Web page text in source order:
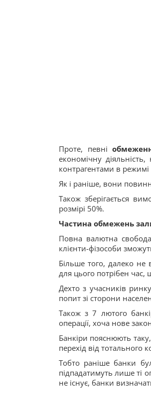
Проте, певні
економічну
контрагентами в
Як і раніше, вони
Також зберігається
розмірі 50%.
Частина обмежень
Повна валютна
клієнти-фізособи
Більше того, далеко не
для цього потрібен
Дехто з учасників
попит зі сторони
Також з 7 лютого
операції, хоча нове
Банкіри пояснюють
перехід від тотального
Тобто раніше банки
підпадатимуть лише ті
не існує, банки